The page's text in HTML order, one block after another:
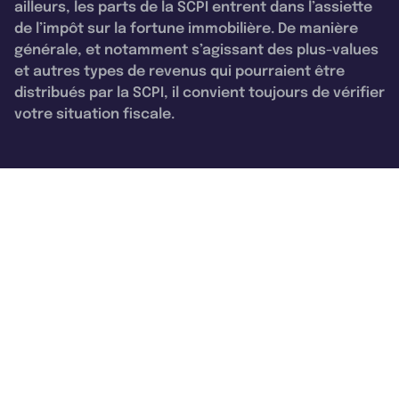
ailleurs, les parts de la SCPI entrent dans l’assiette
de l’impôt sur la fortune immobilière. De manière
générale, et notamment s’agissant des plus-values
et autres types de revenus qui pourraient être
distribués par la SCPI, il convient toujours de vérifier
votre situation fiscale.